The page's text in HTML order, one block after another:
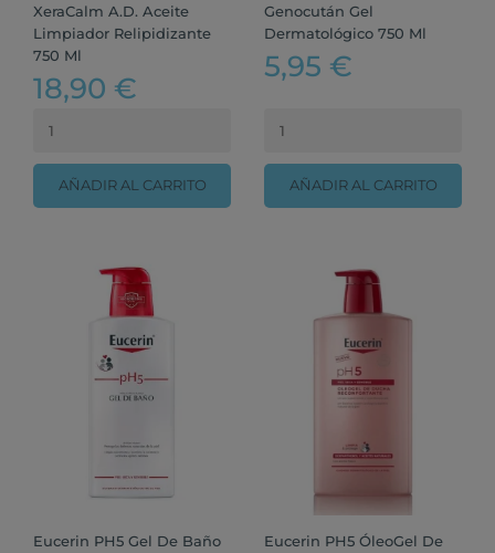
XeraCalm A.D. Aceite
Limpiador Relipidizante
750 Ml
18,90 €
AÑADIR AL CARRITO
Genocután Gel
Dermatológico 750 Ml
5,95 €
AÑADIR AL CARRITO
Eucerin PH5 Gel De Baño
Eucerin PH5 ÓleoGel De